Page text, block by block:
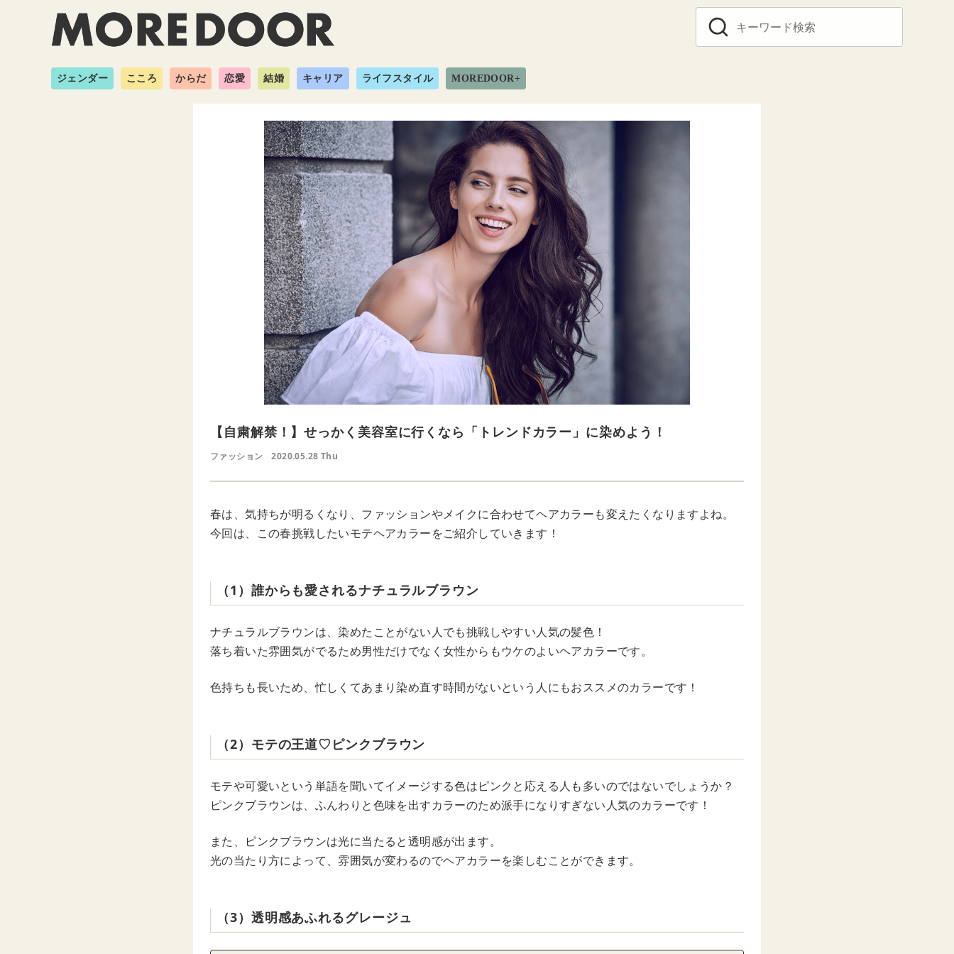
ジェンダー こころ からだ 恋愛 結婚 キャリア ライフスタイル MOREDOOR+
【自粛解禁！】せっかく美容室に行くなら「トレンドカラー」に染めよう！
ファッション 2020.05.28 Thu
春は、気持ちが明るくなり、ファッションやメイクに合わせてヘアカラーも変えたくなりますよね。
今回は、この春挑戦したいモテヘアカラーをご紹介していきます！
（1）誰からも愛されるナチュラルブラウン
ナチュラルブラウンは、染めたことがない人でも挑戦しやすい人気の髪色！
落ち着いた雰囲気がでるため男性だけでなく女性からもウケのよいヘアカラーです。
色持ちも長いため、忙しくてあまり染め直す時間がないという人にもおススメのカラーです！
（2）モテの王道♡ピンクブラウン
モテや可愛いという単語を聞いてイメージする色はピンクと応える人も多いのではないでしょうか？
ピンクブラウンは、ふんわりと色味を出すカラーのため派手になりすぎない人気のカラーです！
また、ピンクブラウンは光に当たると透明感が出ます。
光の当たり方によって、雰囲気が変わるのでヘアカラーを楽しむことができます。
（3）透明感あふれるグレージュ